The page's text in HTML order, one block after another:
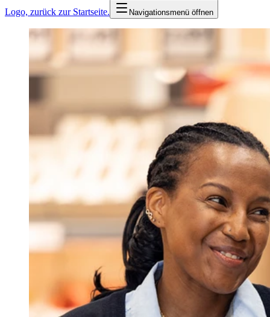
Logo, zurück zur Startseite. Navigationsmenü öffnen